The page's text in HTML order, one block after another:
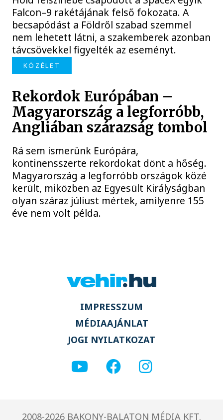
Falcon–9 rakétájának felső fokozata. A
becsapódást a Földről szabad szemmel
nem lehetett látni, a szakemberek azonban
távcsövekkel figyelték az eseményt.
KÖZÉLET
Rekordok Európában –
Magyarország a legforróbb,
Angliában szárazság tombol
Rá sem ismerünk Európára,
kontinensszerte rekordokat dönt a hőség.
Magyarország a legforróbb országok közé
került, miközben az Egyesült Királyságban
olyan száraz júliust mértek, amilyenre 155
éve nem volt példa.
IMPRESSZUM
MÉDIAAJÁNLAT
JOGI NYILATKOZAT
2008-2026 BAKONY-BALATON MÉDIA KFT.